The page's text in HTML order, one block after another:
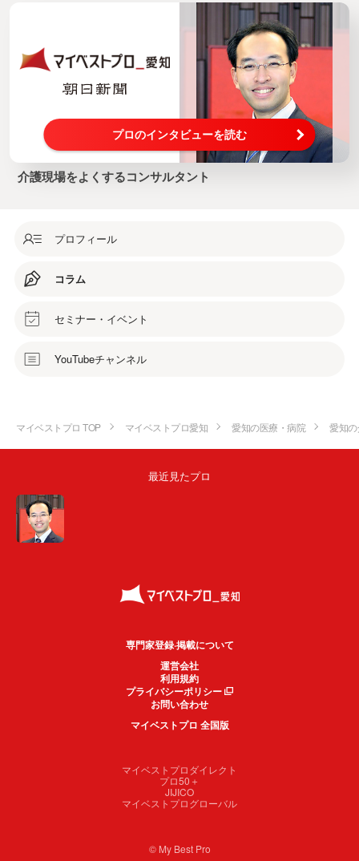
プロのインタビューを読む
介護現場をよくするコンサルタント
プロフィール
コラム
セミナー・イベント
YouTubeチャンネル
マイベストプロ TOP マイベストプロ愛知 愛知の医療・病院 愛知
最近見たプロ
専門家登録·掲載について
運営会社
利用規約
プライバシーポリシー
お問い合わせ
マイベストプロ 全国版
マイベストプロダイレクト
プロ50＋
JIJICO
マイベストプログローバル
© My Best Pro